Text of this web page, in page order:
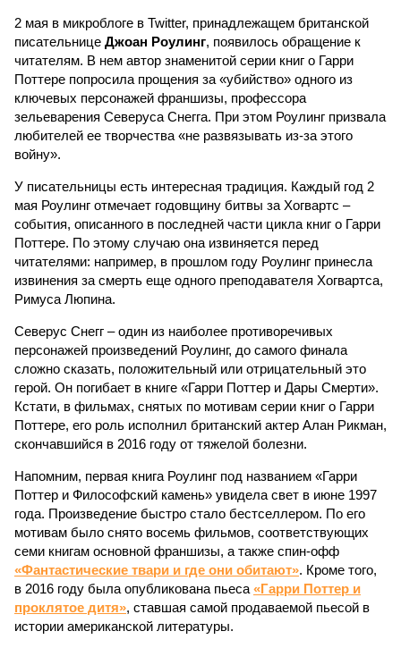
2 мая в микроблоге в Twitter, принадлежащем британской
писательнице Джоан Роулинг, появилось обращение к
читателям. В нем автор знаменитой серии книг о Гарри
Поттере попросила прощения за «убийство» одного из
ключевых персонажей франшизы, профессора
зельеварения Северуса Снегга. При этом Роулинг призвала
любителей ее творчества «не развязывать из-за этого
войну».
У писательницы есть интересная традиция. Каждый год 2
мая Роулинг отмечает годовщину битвы за Хогвартс –
события, описанного в последней части цикла книг о Гарри
Поттере. По этому случаю она извиняется перед
читателями: например, в прошлом году Роулинг принесла
извинения за смерть еще одного преподавателя Хогвартса,
Римуса Люпина.
Северус Снегг – один из наиболее противоречивых
персонажей произведений Роулинг, до самого финала
сложно сказать, положительный или отрицательный это
герой. Он погибает в книге «Гарри Поттер и Дары Смерти».
Кстати, в фильмах, снятых по мотивам серии книг о Гарри
Поттере, его роль исполнил британский актер Алан Рикман,
скончавшийся в 2016 году от тяжелой болезни.
Напомним, первая книга Роулинг под названием «Гарри
Поттер и Философский камень» увидела свет в июне 1997
года. Произведение быстро стало бестселлером. По его
мотивам было снято восемь фильмов, соответствующих
семи книгам основной франшизы, а также спин-офф
«Фантастические твари и где они обитают». Кроме того,
в 2016 году была опубликована пьеса «Гарри Поттер и
проклятое дитя», ставшая самой продаваемой пьесой в
истории американской литературы.